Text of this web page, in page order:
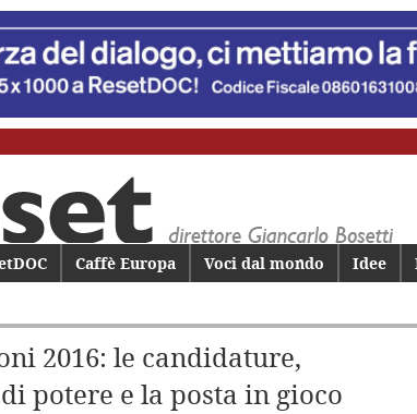
principale
secondarioCaffè Europa Voci dal mondo Idee
2016: le candidature,
potere e la posta in gioco